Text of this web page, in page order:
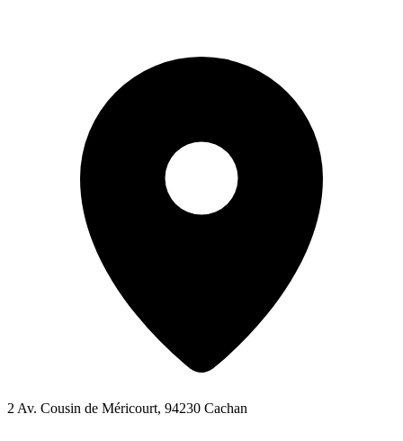
2 Av. Cousin de Méricourt, 94230 Cachan